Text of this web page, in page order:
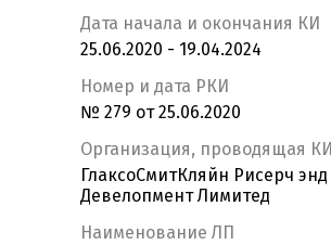
Дата начала и окончания КИ
25.06.2020 - 19.04.2024
Номер и дата РКИ
№ 279 от 25.06.2020
Организация, проводящая КИ
ГлаксоСмитКляйн Рисерч энд
Девелопмент Лимитед
Наименование ЛП